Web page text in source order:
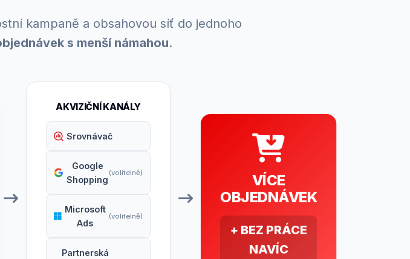
kampaně a obsahovou síť do jednoho
s menší námahou.
AKVIZIČNÍ KANÁLY
Srovnávač
Google
Shopping
(volitelně)
Microsoft
Ads
(volitelně)
Partnerská
VÍCE
OBJEDNÁVEK
+ BEZ PRÁCE
NAVÍC